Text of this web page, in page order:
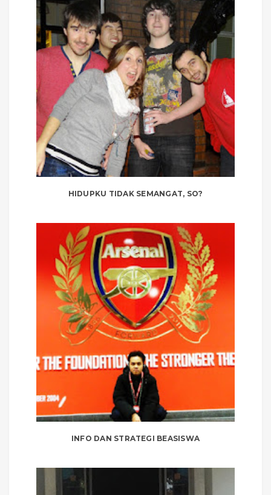
HIDUPKU TIDAK SEMANGAT, SO?
INFO DAN STRATEGI BEASISWA